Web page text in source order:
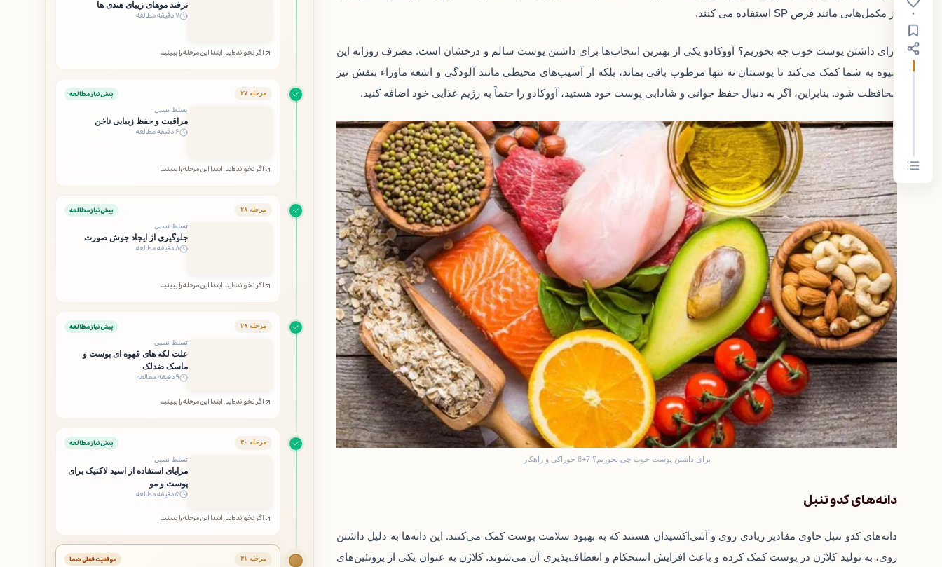
از مکمل‌هایی مانند قرص SP استفاده می کنند.
برای داشتن پوست خوب چه بخوریم؟ آووکادو یکی از بهترین انتخاب‌ها برای داشتن پوست سالم و درخشان است. مصرف روزانه این
میوه به شما کمک می‌کند تا پوستتان نه تنها مرطوب باقی بماند، بلکه از آسیب‌های محیطی مانند آلودگی و اشعه ماوراء بنفش نیز
محافظت شود. بنابراین، اگر به دنبال حفظ جوانی و شادابی پوست خود هستید، آووکادو را حتماً به رژیم غذایی خود اضافه کنید.
برای داشتن پوست خوب چی بخوریم؟ 7+6 خوراکی و راهکار
دانه‌های کدو تنبل
دانه‌های کدو تنبل حاوی مقادیر زیادی روی و آنتی‌اکسیدان هستند که به بهبود سلامت پوست کمک می‌کنند. این دانه‌ها به دلیل داشتن
روی، به تولید کلاژن در پوست کمک کرده و باعث افزایش استحکام و انعطاف‌پذیری آن می‌شوند. کلاژن به عنوان یکی از پروتئین‌های
ترفند موهای زیبای هندی ها
۷ دقیقه مطالعه
اگر نخوانده‌اید، ابتدا این مرحله را ببینید
مرحله ۲۷ پیش‌نیاز مطالعه
تسلط نسبی
مراقبت و حفظ زیبایی ناخن
۶ دقیقه مطالعه
اگر نخوانده‌اید، ابتدا این مرحله را ببینید
مرحله ۲۸ پیش‌نیاز مطالعه
تسلط نسبی
جلوگیری از ایجاد جوش صورت
۸ دقیقه مطالعه
اگر نخوانده‌اید، ابتدا این مرحله را ببینید
مرحله ۲۹ پیش‌نیاز مطالعه
تسلط نسبی
علت لکه های قهوه ای پوست و
ماسک ضدلک
۹ دقیقه مطالعه
اگر نخوانده‌اید، ابتدا این مرحله را ببینید
مرحله ۳۰ پیش‌نیاز مطالعه
تسلط نسبی
مزایای استفاده از اسید لاکتیک برای
پوست و مو
۵ دقیقه مطالعه
اگر نخوانده‌اید، ابتدا این مرحله را ببینید
مرحله ۳۱ موقعیت فعلی شما
۰